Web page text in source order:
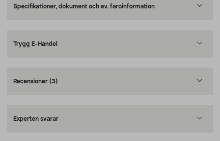
Specifikationer, dokument och ev. faroinformation
Trygg E-Handel
Recensioner (3)
Experten svarar